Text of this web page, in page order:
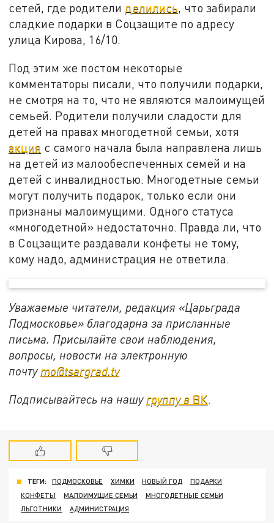
сетей, где родители делились, что забирали
сладкие подарки в Соцзащите по адресу
улица Кирова, 16/10.
Под этим же постом некоторые
комментаторы писали, что получили подарки,
не смотря на то, что не являются малоимущей
семьей. Родители получили сладости для
детей на правах многодетной семьи, хотя
акция с самого начала была направлена лишь
на детей из малообеспеченных семей и на
детей с инвалидностью. Многодетные семьи
могут получить подарок, только если они
признаны малоимущими. Одного статуса
«многодетной» недостаточно. Правда ли, что
в Соцзащите раздавали конфеты не тому,
кому надо, администрация не ответила.
Уважаемые читатели, редакция «Царьграда
Подмосковье» благодарна за присланные
письма. Присылайте свои наблюдения,
вопросы, новости на электронную
почту mo@tsargrad.tv
Подписывайтесь на нашу группу в ВК.
ТЕГИ: ПОДМОСКОВЬЕ ХИМКИ НОВЫЙ ГОД
ПОДАРКИ
КОНФЕТЫ
МАЛОИМУЩИЕ СЕМЬИ
МНОГОДЕТНЫЕ СЕМЬИ
ЛЬГОТНИКИ
АДМИНИСТРАЦИЯ